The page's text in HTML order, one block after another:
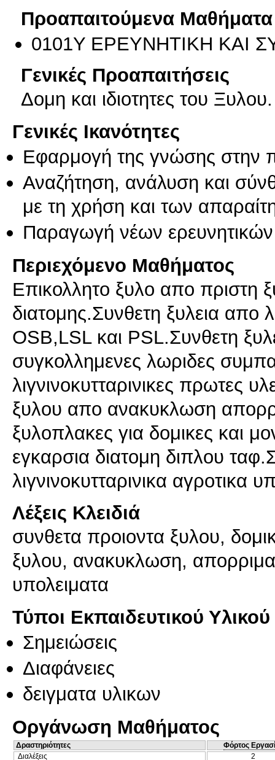
Προαπαιτούμενα Μαθήματα
0101Υ ΕΡΕΥΝΗΤΙΚΗ ΚΑΙ
Γενικές Προαπαιτήσεις
Δομη και ιδιοτητες του
Γενικές Ικανότητες
Εφαρμογή της γνώσης στην
Αναζήτηση, ανάλυση και
με τη χρήση και των
Παραγωγή νέων
Περιεχόμενο Μαθήματος
Επικολλητο ξυλο απο πριστη
διατομης.Συνθετη ξυλεια
OSB,LSL και PSL.Συνθετη
συγκολλημενες λωριδες
λιγνινοκυτταρινικες πρωτες
ξυλου απο ανακυκλωση
ξυλοπλακες για δομικες και
εγκαρσια διατομη διπλου
λιγνινοκυτταρινικα αγροτικα
Λέξεις Κλειδιά
συνθετα προιοντα ξυλου,
ξυλου, ανακυκλωση,
υπολειματα
Τύποι Εκπαιδευτικού Υλικού
Σημειώσεις
Διαφάνειες
δειγματα υλικων
Οργάνωση Μαθήματος
Δραστηριότητες
Φόρτος
Διαλέξεις
2